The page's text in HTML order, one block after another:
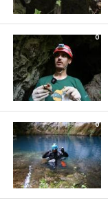
0
0